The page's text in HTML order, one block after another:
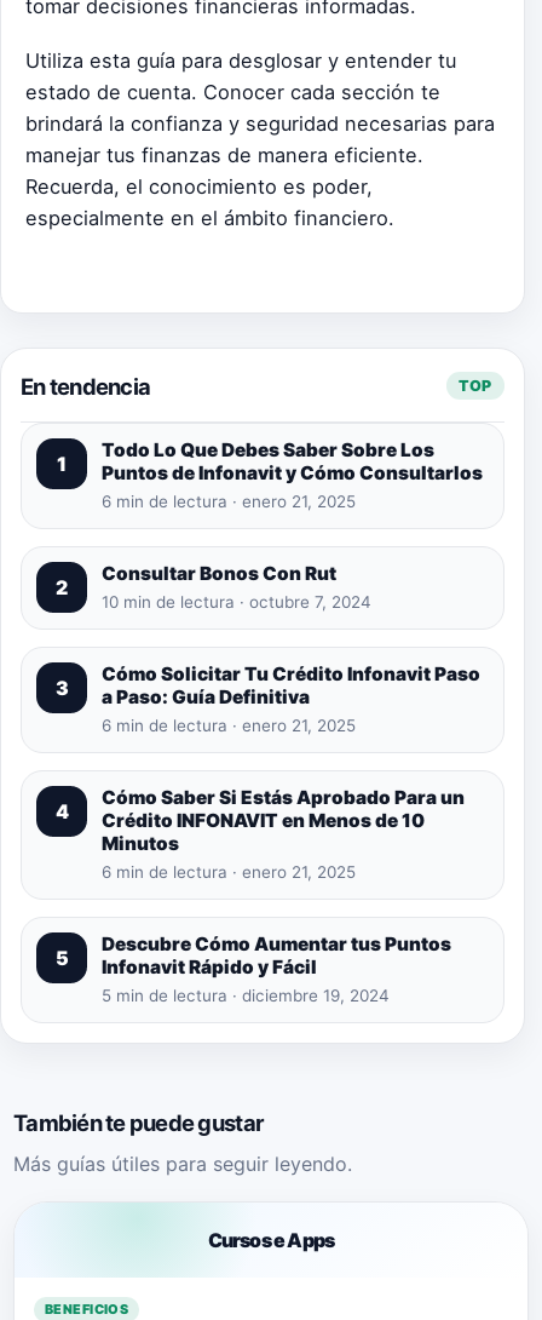
tomar decisiones financieras informadas.
Utiliza esta guía para desglosar y entender tu
estado de cuenta. Conocer cada sección te
brindará la confianza y seguridad necesarias para
manejar tus finanzas de manera eficiente.
Recuerda, el conocimiento es poder,
especialmente en el ámbito financiero.
En tendencia TOP
1
Todo Lo Que Debes Saber Sobre Los
Puntos de Infonavit y Cómo Consultarlos
6 min de lectura · enero 21, 2025
2
Consultar Bonos Con Rut
10 min de lectura · octubre 7, 2024
3
Cómo Solicitar Tu Crédito Infonavit Paso
a Paso: Guía Definitiva
6 min de lectura · enero 21, 2025
4
Cómo Saber Si Estás Aprobado Para un
Crédito INFONAVIT en Menos de 10
Minutos
6 min de lectura · enero 21, 2025
5
Descubre Cómo Aumentar tus Puntos
Infonavit Rápido y Fácil
5 min de lectura · diciembre 19, 2024
También te puede gustar
Más guías útiles para seguir leyendo.
Cursos e Apps
BENEFICIOS